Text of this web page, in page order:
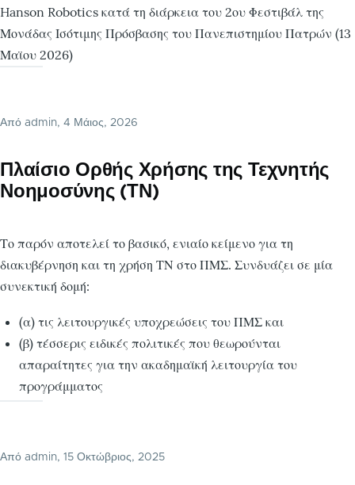
Hanson Robotics κατά τη διάρκεια του 2ου Φεστιβάλ της
Μονάδας Ισότιμης Πρόσβασης του Πανεπιστημίου Πατρών (13
Μαϊου 2026)
Από admin, 4 Μάιος, 2026
Πλαίσιο Ορθής Χρήσης της Τεχνητής
Νοημοσύνης (ΤΝ)
Το παρόν αποτελεί το βασικό, ενιαίο κείμενο για τη
διακυβέρνηση και τη χρήση ΤΝ στο ΠΜΣ. Συνδυάζει σε μία
συνεκτική δομή:
(α) τις λειτουργικές υποχρεώσεις του ΠΜΣ και
(β) τέσσερις ειδικές πολιτικές που θεωρούνται
απαραίτητες για την ακαδημαϊκή λειτουργία του
προγράμματος
Από admin, 15 Οκτώβριος, 2025